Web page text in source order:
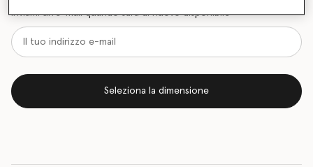
Inviami un’e-mail quando sarà di nuovo disponibile
Seleziona la dimensione